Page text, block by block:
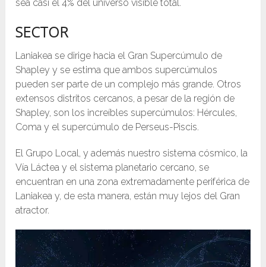
sea casi el 4% del universo visible total.
SECTOR
Laniakea se dirige hacia el Gran Supercúmulo de
Shapley y se estima que ambos supercúmulos
pueden ser parte de un complejo más grande. Otros
extensos distritos cercanos, a pesar de la región de
Shapley, son los increíbles supercúmulos: Hércules,
Coma y el supercúmulo de Perseus-Piscis.
El Grupo Local, y además nuestro sistema cósmico, la
Vía Láctea y el sistema planetario cercano, se
encuentran en una zona extremadamente periférica de
Laniakea y, de esta manera, están muy lejos del Gran
atractor.